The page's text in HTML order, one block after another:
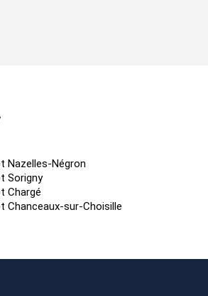
Nazelles-Négron
Sorigny
Chargé
Chanceaux-sur-Choisille